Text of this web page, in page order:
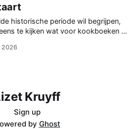
historische periode wil begrijpen,
te kijken wat voor kookboeken er
om maar wat te noemen. Zo
2026
Kruyff
Sign up
by Ghost